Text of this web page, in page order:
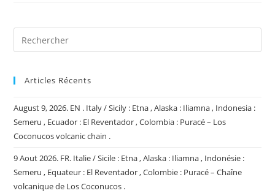
Pu’u
Kilauea
Equateur
/
Galapagos
:
Fernandina
Mexique
:
Popocatepetl.
Articles Récents
August 9, 2026. EN . Italy / Sicily : Etna , Alaska : Iliamna , Indonesia :
Semeru , Ecuador : El Reventador , Colombia : Puracé – Los
Coconucos volcanic chain .
9 Aout 2026. FR. Italie / Sicile : Etna , Alaska : Iliamna , Indonésie :
Semeru , Equateur : El Reventador , Colombie : Puracé – Chaîne
volcanique de Los Coconucos .